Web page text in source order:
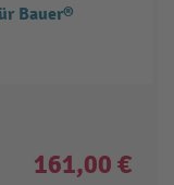
Bauer®
161,00 €